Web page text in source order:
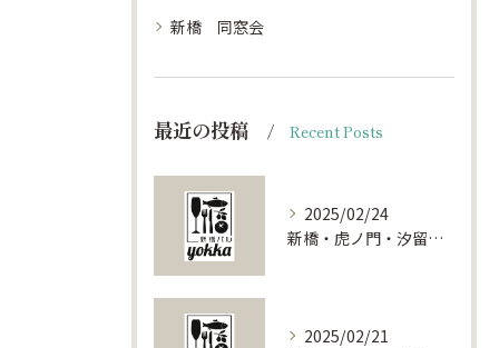
新橋 同窓会
最近の投稿 Recent Posts
2025/02/24
新橋・虎ノ門・汐留で叶える特別な夜！貸切レストランの魅力をご紹介
2025/02/21